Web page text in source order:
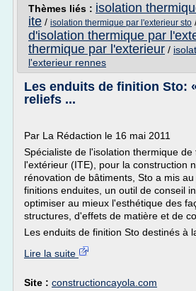
Thèmes liés : isolation
ite / isolation thermique par l'exterieur sto
d'isolation thermique par
thermique par l'exterieur /
l'exterieur rennes
Les enduits de finition Sto:
reliefs ...
Par La Rédaction le 16 mai 2011
Spécialiste de l'isolation thermique de
l'extérieur (ITE), pour la construction
rénovation de bâtiments, Sto a mis
finitions enduites, un outil de conseil
optimiser au mieux l'esthétique des
structures, d'effets de matière et de
Les enduits de finition Sto destinés à
Lire la suite
Site : constructioncayola.com